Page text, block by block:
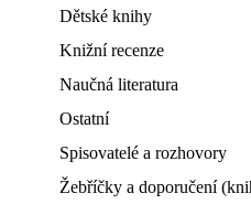
Dětské knihy
Knižní recenze
Naučná literatura
Ostatní
Spisovatelé a rozhovory
Žebříčky a doporučení